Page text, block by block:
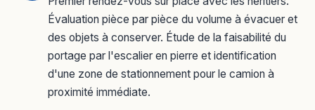
Évaluation pièce par pièce du volume à évacuer et
des objets à conserver. Étude de la faisabilité du
portage par l'escalier en pierre et identification
d'une zone de stationnement pour le camion à
proximité immédiate.